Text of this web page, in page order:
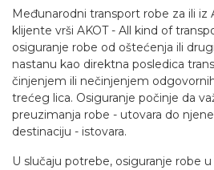
Međunarodni transport robe za ili iz
klijente vrši AKOT - All kind of
osiguranje robe od oštećenja ili
nastanu kao direktna posledica
činjenjem ili nečinjenjem
trećeg lica. Osiguranje počinje da
preuzimanja robe - utovara do
destinaciju - istovara.
U slučaju potrebe, osiguranje robe